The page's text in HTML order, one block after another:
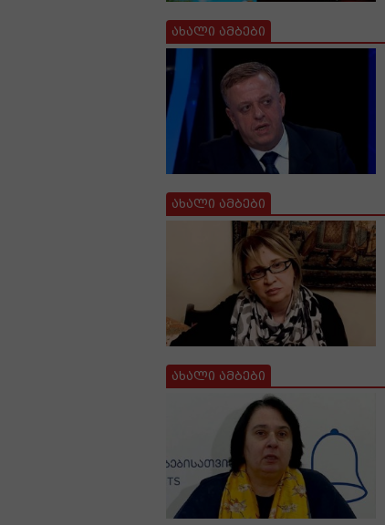
ახალი ამბები
ახალი ამბები
ახალი ამბები